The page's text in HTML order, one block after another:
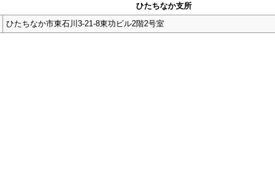
ひたちなか支所
ひたちなか市東石川3-21-8東功ビル2階2号室